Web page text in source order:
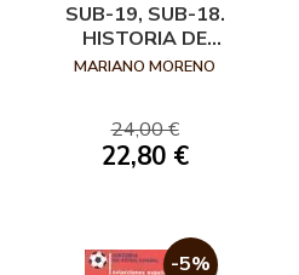
SUB-19, SUB-18.
HISTORIA DE
FÚTBOL ESPAÑOL.
MARIANO MORENO
24,00 €
22,80 €
-5%